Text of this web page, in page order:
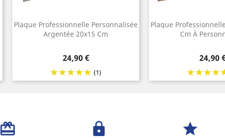
Plaque Professionnelle Personnalisée
Argentée 20x15 Cm
Prix
24,90 €
(1)
Plaque
Cm À
Prix
24,90
card_giftcard lock star